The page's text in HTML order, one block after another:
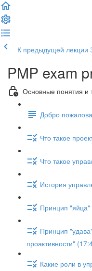
К предыдущей лекции
PMP exam
Основные понятия и
Добро
Что такое
Что такое
История
Принцип "яйца"
Принцип
проактивности"
Какие роли в